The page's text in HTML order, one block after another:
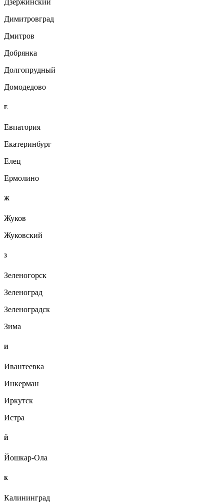
Дзержинский
Димитровград
Дмитров
Добрянка
Долгопрудный
Домодедово
Е
Евпатория
Екатеринбург
Елец
Ермолино
Ж
Жуков
Жуковский
З
Зеленогорск
Зеленоград
Зеленоградск
Зима
И
Ивантеевка
Инкерман
Иркутск
Истра
Й
Йошкар-Ола
К
Калининград